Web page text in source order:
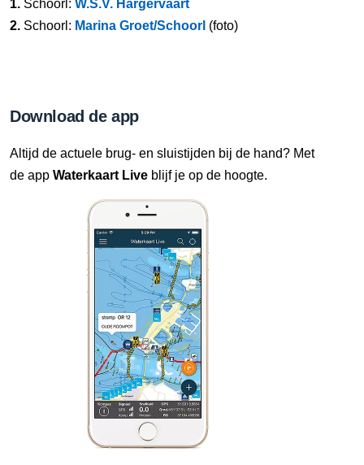
1. Schoorl: W.S.V. Hargervaart
2. Schoorl: Marina Groet/Schoorl (foto)
Download de app
Altijd de actuele brug- en sluistijden bij de hand? Met
de app Waterkaart Live blijf je op de hoogte.